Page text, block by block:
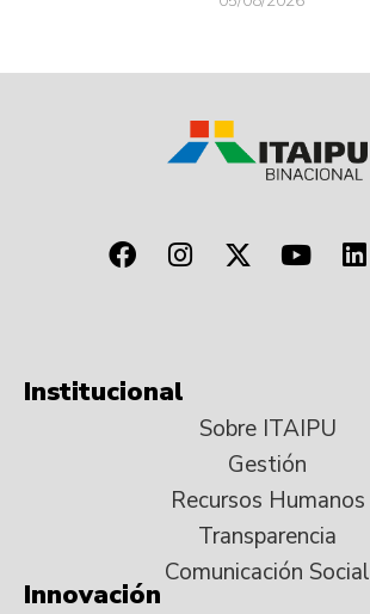
Institucional
Sobre ITAIPU
Gestión
Recursos Humanos
Transparencia
Comunicación Social
Innovación